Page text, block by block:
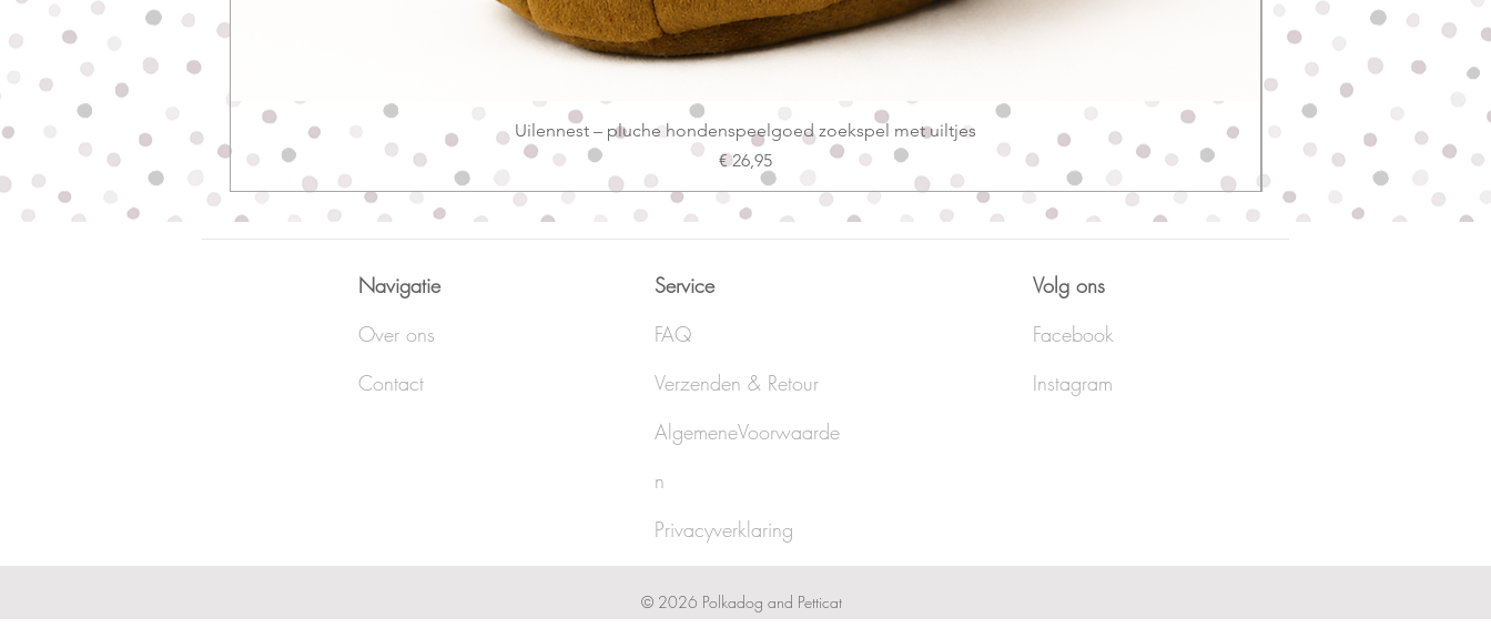
Snel overzicht
Uilennest – pluche hondenspeelgoed zoekspel met uiltjes
Prijs
€ 26,95
Navigatie
Over ons
Contact
Service
FAQ
Verzenden & Retour
AlgemeneVoorwaarde
n
Privacyverklaring
Volg ons
Facebook
Instagram
© 2026 Polkadog and Petticat